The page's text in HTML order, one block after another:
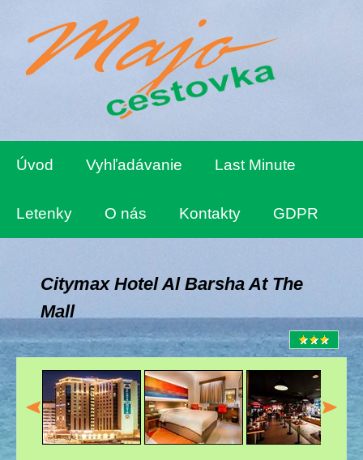
Úvod Vyhľadávanie Last Minute
Letenky O nás Kontakty GDPR
Citymax Hotel Al Barsha At The
Mall